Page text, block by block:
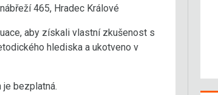
465, Hradec Králové
aby získali vlastní zkušenost s
hlediska a ukotveno v
je bezplatná.